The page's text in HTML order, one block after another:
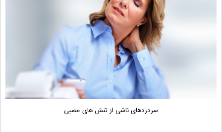
سردردهای ناشی از تنش های عصبی